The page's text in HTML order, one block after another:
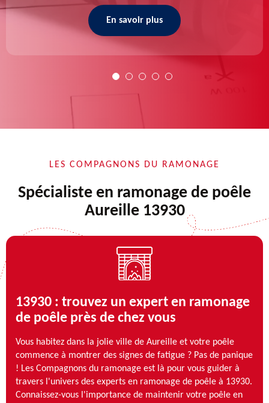
En savoir plus
LES COMPAGNONS DU RAMONAGE
Spécialiste en ramonage de poêle
Aureille 13930
13930 : trouvez un expert en ramonage
de poêle près de chez vous
Vous habitez dans la jolie ville de Aureille et votre poêle
commence à montrer des signes de fatigue ? Pas de panique
! Les Compagnons du ramonage est là pour vous guider à
travers l'univers des experts en ramonage de poêle à 13930.
Connaissez-vous l'importance de maintenir votre poêle en